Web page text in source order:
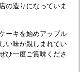
の造りになっていま
ーキを始めアップル
い味が親しまれてい
ひ一度ご賞味くださ